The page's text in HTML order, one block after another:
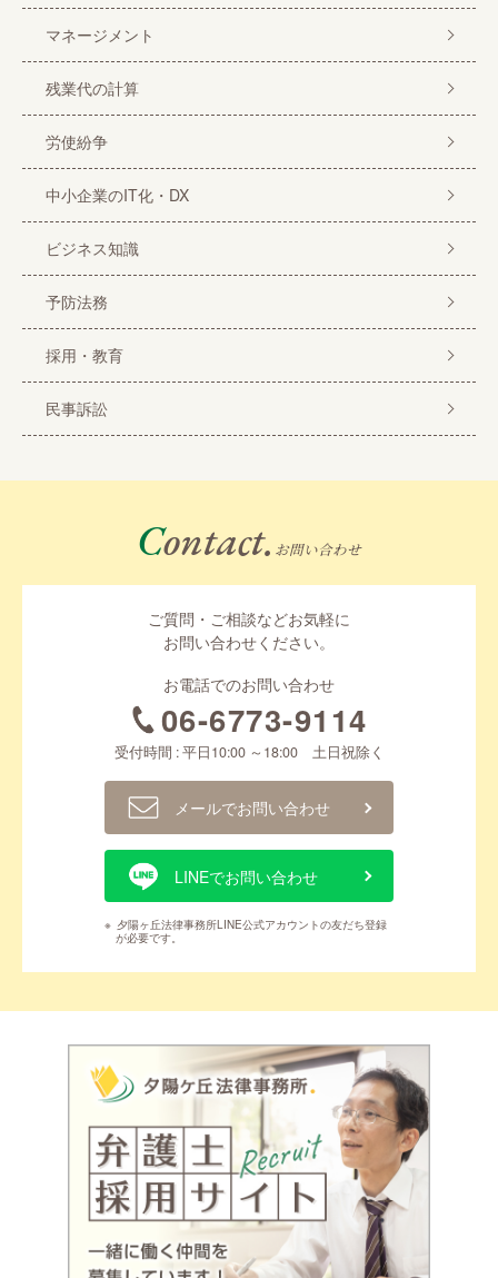
マネージメント
残業代の計算
労使紛争
中小企業のIT化・DX
ビジネス知識
予防法務
採用・教育
民事訴訟
Contact. お問い合わせ
ご質問・ご相談などお気軽に
お問い合わせください。
お電話でのお問い合わせ
06-6773-9114
受付時間 : 平日10:00 ～18:00 土日祝除く
メールでお問い合わせ
LINEでお問い合わせ
※ 夕陽ヶ丘法律事務所LINE公式アカウントの友だち登録
が必要です。